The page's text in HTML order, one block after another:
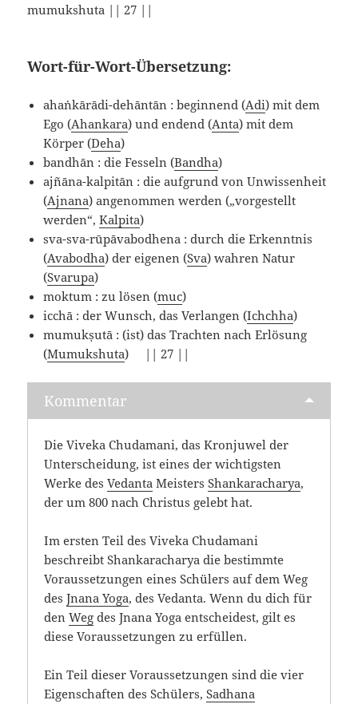
mumukshuta || 27 ||
Wort-für-Wort-Übersetzung:
ahaṅkārādi-dehāntān : beginnend (Adi) mit dem
Ego (Ahankara) und endend (Anta) mit dem
Körper (Deha)
bandhān : die Fesseln (Bandha)
ajñāna-kalpitān : die aufgrund von Unwissenheit
(Ajnana) angenommen werden („vorgestellt
werden“,Kalpita)
sva-sva-rūpāvabodhena : durch die Erkenntnis
(Avabodha) der eigenen (Sva) wahren Natur
(Svarupa)
moktum : zu lösen (muc)
icchā : der Wunsch, das Verlangen (Ichchha)
mumukṣutā : (ist) das Trachten nach Erlösung
(Mumukshuta) || 27 ||
Kommentar
Die Viveka Chudamani, das Kronjuwel der
Unterscheidung, ist eines der wichtigsten
Werke desVedanta MeistersShankaracharya,
der um 800 nach Christus gelebt hat.
Im ersten Teil des Viveka Chudamani
beschreibt Shankaracharya die bestimmte
Voraussetzungen eines Schülers auf dem Weg
desJnana Yoga, des Vedanta. Wenn du dich für
denWeg des Jnana Yoga entscheidest, gilt es
diese Voraussetzungen zu erfüllen.
Ein Teil dieser Voraussetzungen sind die vier
Eigenschaften des Schülers,Sadhana